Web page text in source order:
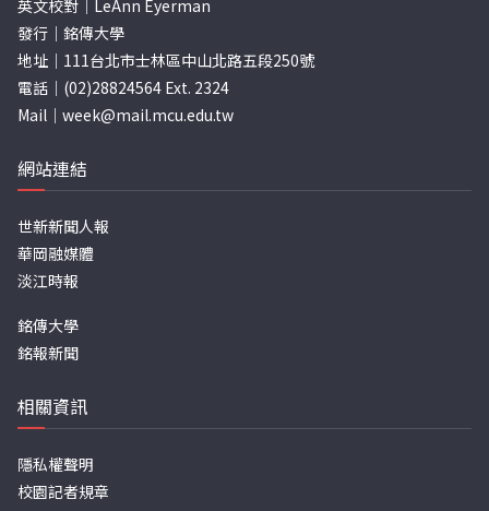
英文校對｜LeAnn Eyerman
發行｜銘傳大學
地址｜111台北市士林區中山北路五段250號
電話｜(02)28824564 Ext. 2324
Mail｜ week@mail.mcu.edu.tw
網站連結
世新新聞人報
華岡融媒體
淡江時報
銘傳大學
銘報新聞
相關資訊
隱私權聲明
校園記者規章